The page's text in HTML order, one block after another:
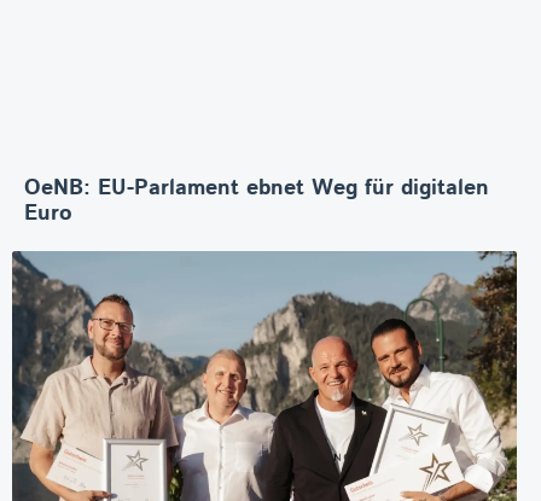
OeNB: EU-Parlament ebnet Weg für digitalen
Euro